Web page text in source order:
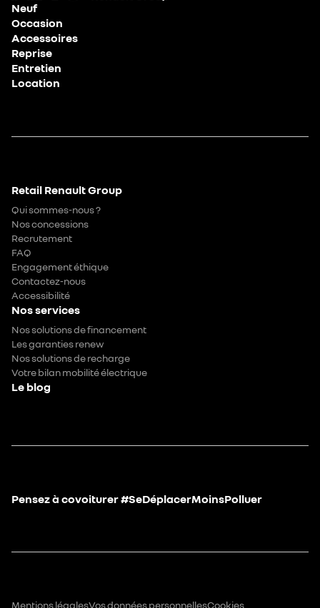
Neuf
Occasion
Accessoires
Reprise
Entretien
Location
Retail Renault Group
Qui sommes-nous ?
Nos concessions
Recrutement
FAQ
Engagement éthique
Contactez-nous
Accessibilité
Nos services
Nos solutions de financement
Les garanties renew
Nos solutions de recharge
Votre bilan mobilité électrique
Le blog
Pensez à covoiturer #SeDéplacerMoinsPolluer
Mentions légalesVos données personnellesCookies